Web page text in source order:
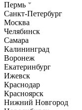
Пермь
Санкт-Петербург
Москва
Челябинск
Самара
Калининград
Воронеж
Екатеринбург
Ижевск
Краснодар
Красноярск
Нижний Новгород